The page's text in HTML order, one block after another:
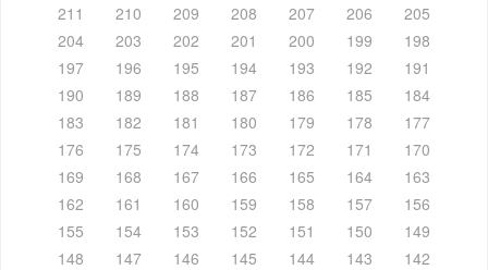
211
210 209 208 207 206
205
204
203 202 201 200 199
198
197
196 195 194 193 192
191
190
189 188 187 186 185
184
183
182 181 180 179 178
177
176
175 174 173 172 171
170
169
168 167 166 165 164
163
162
161 160 159 158 157
156
155
154 153 152 151 150
149
148
147 146 145 144 143 142